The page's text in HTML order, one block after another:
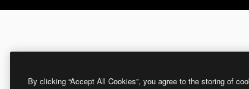
By clicking “Accept All Cookies”, you agree to the storing of